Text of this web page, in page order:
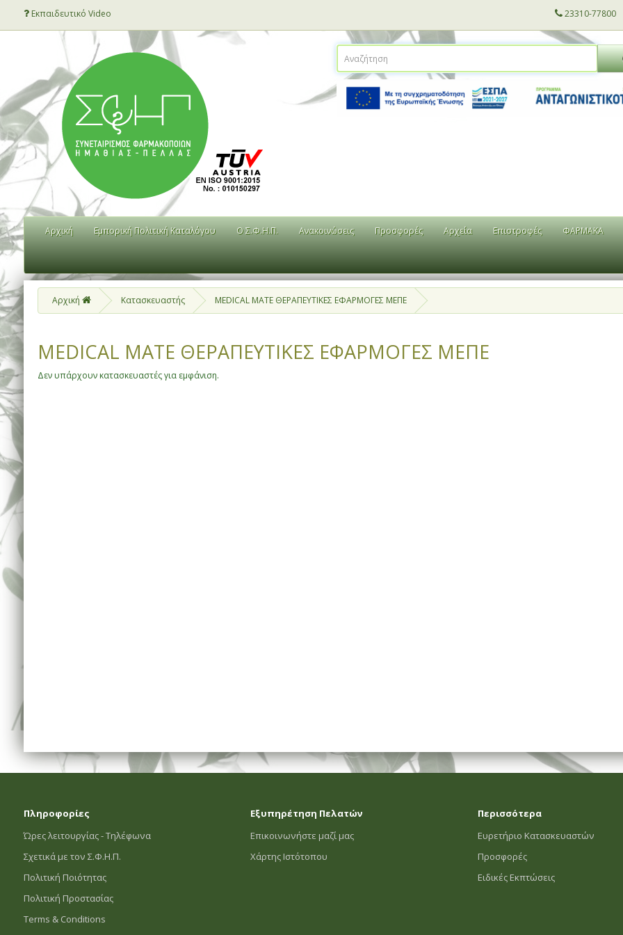
Εκπαιδευτικό Video 23310-77800
Αρχική Εμπορική Πολιτική Καταλόγου Ο Σ.Φ.Η.Π. Ανακοινώσεις Προσφορές Αρχεία Επιστροφές ΦΑΡΜΑΚΑ
Αρχική Κατασκευαστής MEDICAL MATE ΘΕΡΑΠΕΥΤΙΚΕΣ ΕΦΑΡΜΟΓΕΣ ΜΕΠΕ
MEDICAL MATE ΘΕΡΑΠΕΥΤΙΚΕΣ ΕΦΑΡΜΟΓΕΣ ΜΕΠΕ
Δεν υπάρχουν κατασκευαστές για εμφάνιση.
Πληροφορίες
Ώρες λειτουργίας - Τηλέφωνα
Σχετικά με τον Σ.Φ.Η.Π.
Πολιτική Ποιότητας
Πολιτική Προστασίας
Terms & Conditions
Εξυπηρέτηση Πελατών
Επικοινωνήστε μαζί μας
Χάρτης Ιστότοπου
Περισσότερα
Ευρετήριο Κατασκευαστών
Προσφορές
Ειδικές Εκπτώσεις